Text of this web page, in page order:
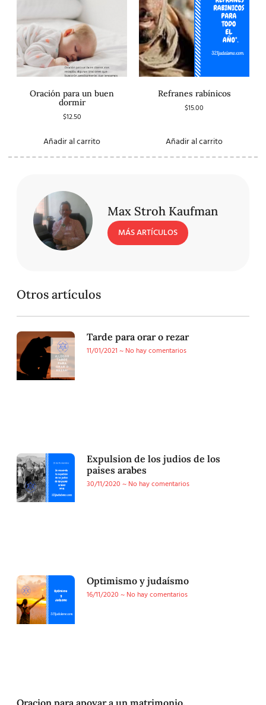
Oración para un buen
dormir
$12.50
Añadir al carrito
Refranes rabínicos
$15.00
Añadir al carrito
Max Stroh Kaufman
MÁS ARTÍCULOS
Otros artículos
Tarde para orar o rezar
11/01/2021
No hay comentarios
Expulsion de los judios de los
paises arabes
30/11/2020
No hay comentarios
Optimismo y judaísmo
16/11/2020
No hay comentarios